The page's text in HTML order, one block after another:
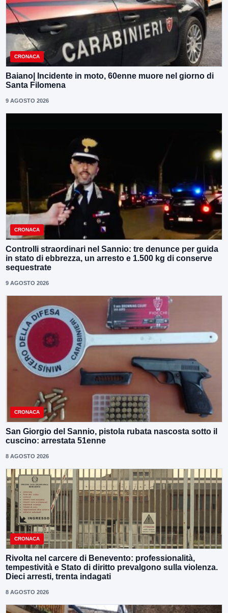
CRONACA
Baiano| Incidente in moto, 60enne muore nel giorno di
Santa Filomena
9 AGOSTO 2026
CRONACA
Controlli straordinari nel Sannio: tre denunce per guida
in stato di ebbrezza, un arresto e 1.500 kg di conserve
sequestrate
9 AGOSTO 2026
CRONACA
San Giorgio del Sannio, pistola rubata nascosta sotto il
cuscino: arrestata 51enne
8 AGOSTO 2026
CRONACA
Rivolta nel carcere di Benevento: professionalità,
tempestività e Stato di diritto prevalgono sulla violenza.
Dieci arresti, trenta indagati
8 AGOSTO 2026